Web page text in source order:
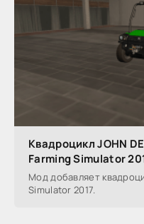
Квадроцикл JOHN
Farming Simulator
Мод добавляет
Simulator 2017.